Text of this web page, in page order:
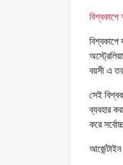
বিশ্বকাপে
বয়সী এ
সেই
ব্যবহার
করে